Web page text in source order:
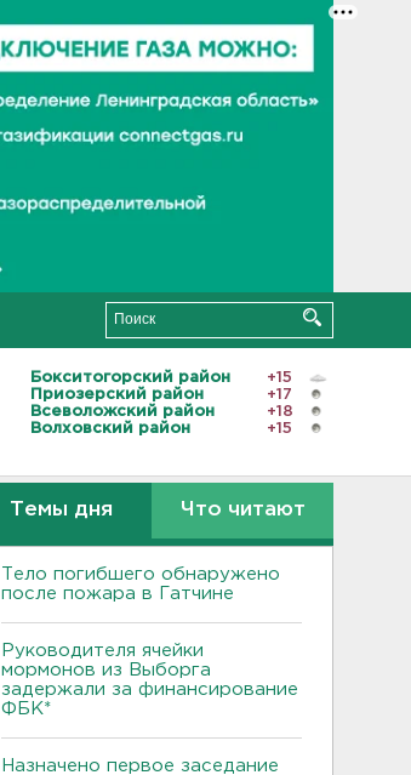
Бокситогорский район
+15
Приозерский район
+17
Всеволожский район
+18
Волховский район
+15
Темы дня Что читают
Тело погибшего обнаружено
после пожара в Гатчине
Руководителя ячейки
мормонов из Выборга
задержали за финансирование
ФБК*
Назначено первое заседание